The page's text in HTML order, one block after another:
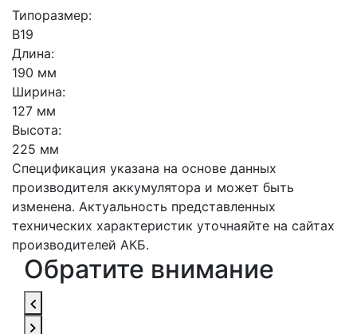
Типоразмер:
B19
Длина:
190 мм
Ширина:
127 мм
Высота:
225 мм
Спецификация указана на основе данных
производителя аккумулятора и может быть
изменена. Актуальность представленных
технических характеристик уточнаяйте на сайтах
производителей АКБ.
Обратите внимание